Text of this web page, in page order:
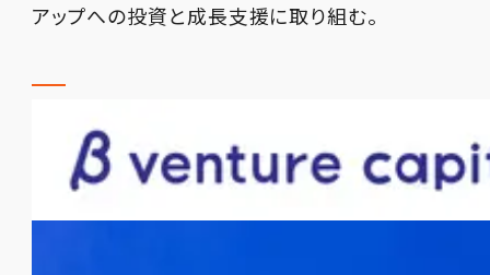
アップへの投資と成長支援に取り組む。